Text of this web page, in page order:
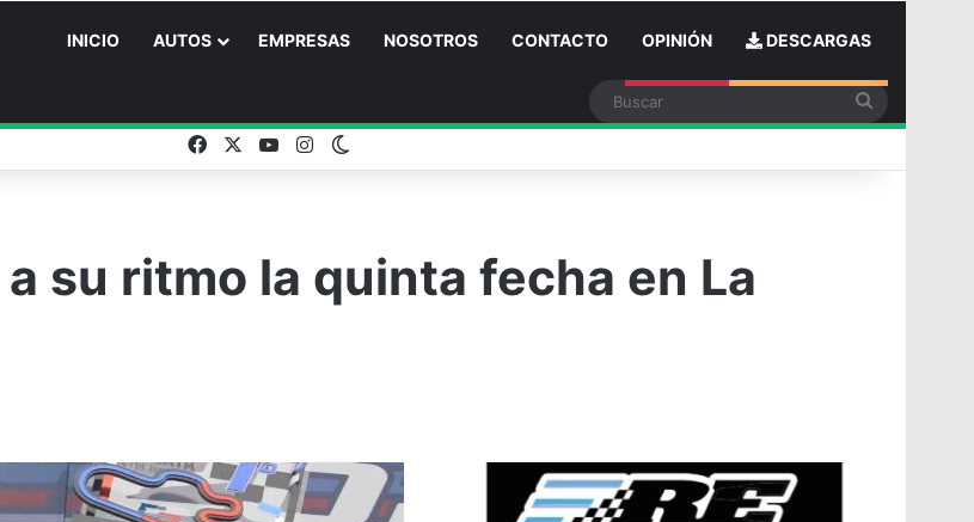
INICIO AUTOS EMPRESAS NOSOTROS CONTACTO OPINIÓN DESCARGAS
FacebookYouTubeInstagram
su ritmo la quinta fecha en La